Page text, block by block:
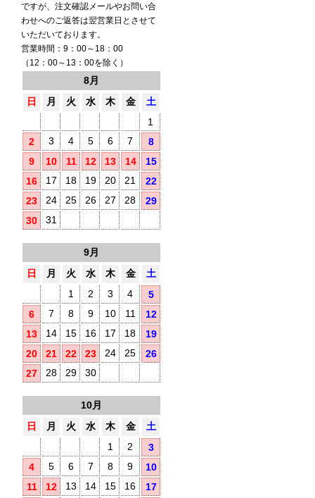
ですが、注文確認メールやお問い合
わせへのご返答は翌営業日とさせて
いただいております。
営業時間：9：00～18：00
（12：00～13：00を除く）
8月
日
月 火 水 木 金
土
1
2
3 4 5 6 7
8
9
10 11 12 13 14
15
16
17 18 19 20 21
22
23
24 25 26 27 28
29
30
31
9月
日
月 火 水 木 金
土
1
2 3 4
5
6
7 8 9 10 11
12
13
14 15 16 17 18
19
20
21 22 23 24 25
26
27
28 29 30
10月
日
月 火 水 木 金
土
1
2
3
4
5 6 7 8 9
10
11
12 13 14 15 16
17